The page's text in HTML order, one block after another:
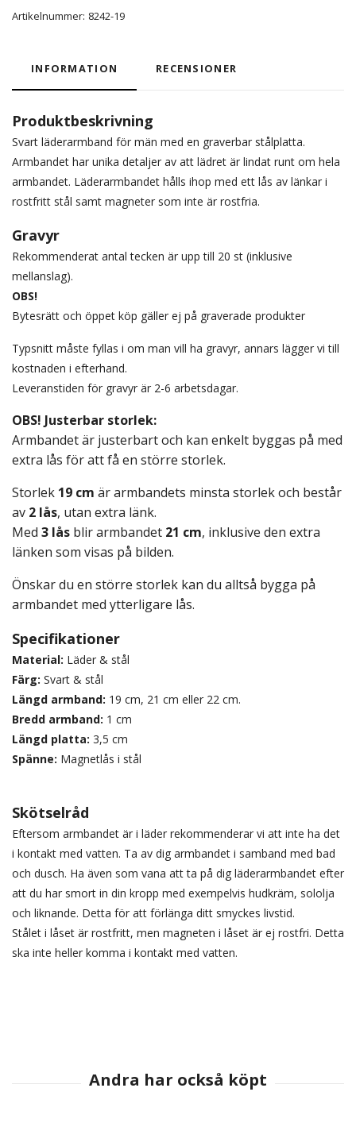
Artikelnummer: 8242-19
INFORMATION RECENSIONER
Produktbeskrivning
Svart läderarmband för män med en graverbar stålplatta.
Armbandet har unika detaljer av att lädret är lindat runt om hela
armbandet. Läderarmbandet hålls ihop med ett lås av länkar i
rostfritt stål samt magneter som inte är rostfria.
Gravyr
Rekommenderat antal tecken är upp till 20 st (inklusive
mellanslag).
OBS!
Bytesrätt och öppet köp gäller ej på graverade produkter
Typsnitt måste fyllas i om man vill ha gravyr, annars lägger vi till
kostnaden i efterhand.
Leveranstiden för gravyr är 2-6 arbetsdagar.
OBS! Justerbar storlek:
Armbandet är justerbart och kan enkelt byggas på med
extra lås för att få en större storlek.
Storlek 19 cm är armbandets minsta storlek och består
av 2 lås, utan extra länk.
Med 3 lås blir armbandet 21 cm, inklusive den extra
länken som visas på bilden.
Önskar du en större storlek kan du alltså bygga på
armbandet med ytterligare lås.
Specifikationer
Material: Läder & stål
Färg: Svart & stål
Längd armband: 19 cm, 21 cm eller 22 cm.
Bredd armband: 1 cm
Längd platta: 3,5 cm
Spänne: Magnetlås i stål
Skötselråd
Eftersom armbandet är i läder rekommenderar vi att inte ha det
i kontakt med vatten. Ta av dig armbandet i samband med bad
och dusch. Ha även som vana att ta på dig läderarmbandet efter
att du har smort in din kropp med exempelvis hudkräm, sololja
och liknande. Detta för att förlänga ditt smyckes livstid.
Stålet i låset är rostfritt, men magneten i låset är ej rostfri. Detta
ska inte heller komma i kontakt med vatten.